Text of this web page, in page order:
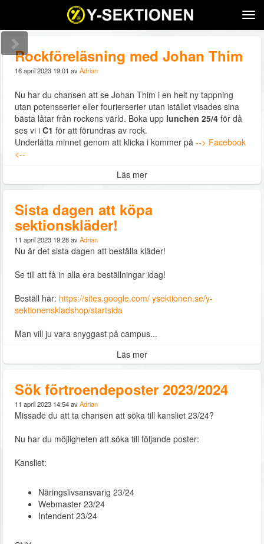
Rockföreläsning med Johan Thim
16 april 2023 19:01 avAdrian
Nu har du chansen att se Johan Thim i en helt ny tappning
utan potensserier eller fourierserier utan istället visades sina
bästa låtar från rockens värld. Boka upp lunchen 25/4 för då
ses vi i C1 för att förundras av rock.
Underlätta minnet genom att klicka i kommer på --> Facebook
<--
Läs mer
Sista dagen att köpa
sektionskläder!
11 april 2023 19:28 avAdrian
Nu är det sista dagen att beställa kläder!
Se till att få in alla era beställningar idag!
Beställ här: https://sites.google.com/ ysektionen.se/y-
sektionenskladshop/startsida
Man vill ju vara snyggast på campus...
Läs mer
Sök förtroendeposter 2023/2024
11 april 2023 14:54 avAdrian
Missade du att ta chansen att söka till kansliet 23/24?
Nu har du möjligheten att söka till följande poster:
Kansliet:
Näringslivsansvarig 23/24
Webmaster 23/24
Intendent 23/24